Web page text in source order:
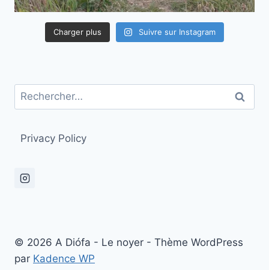
Charger plus Suivre sur Instagram
Rechercher :
Privacy Policy
© 2026 A Diófa - Le noyer - Thème WordPress
par Kadence WP